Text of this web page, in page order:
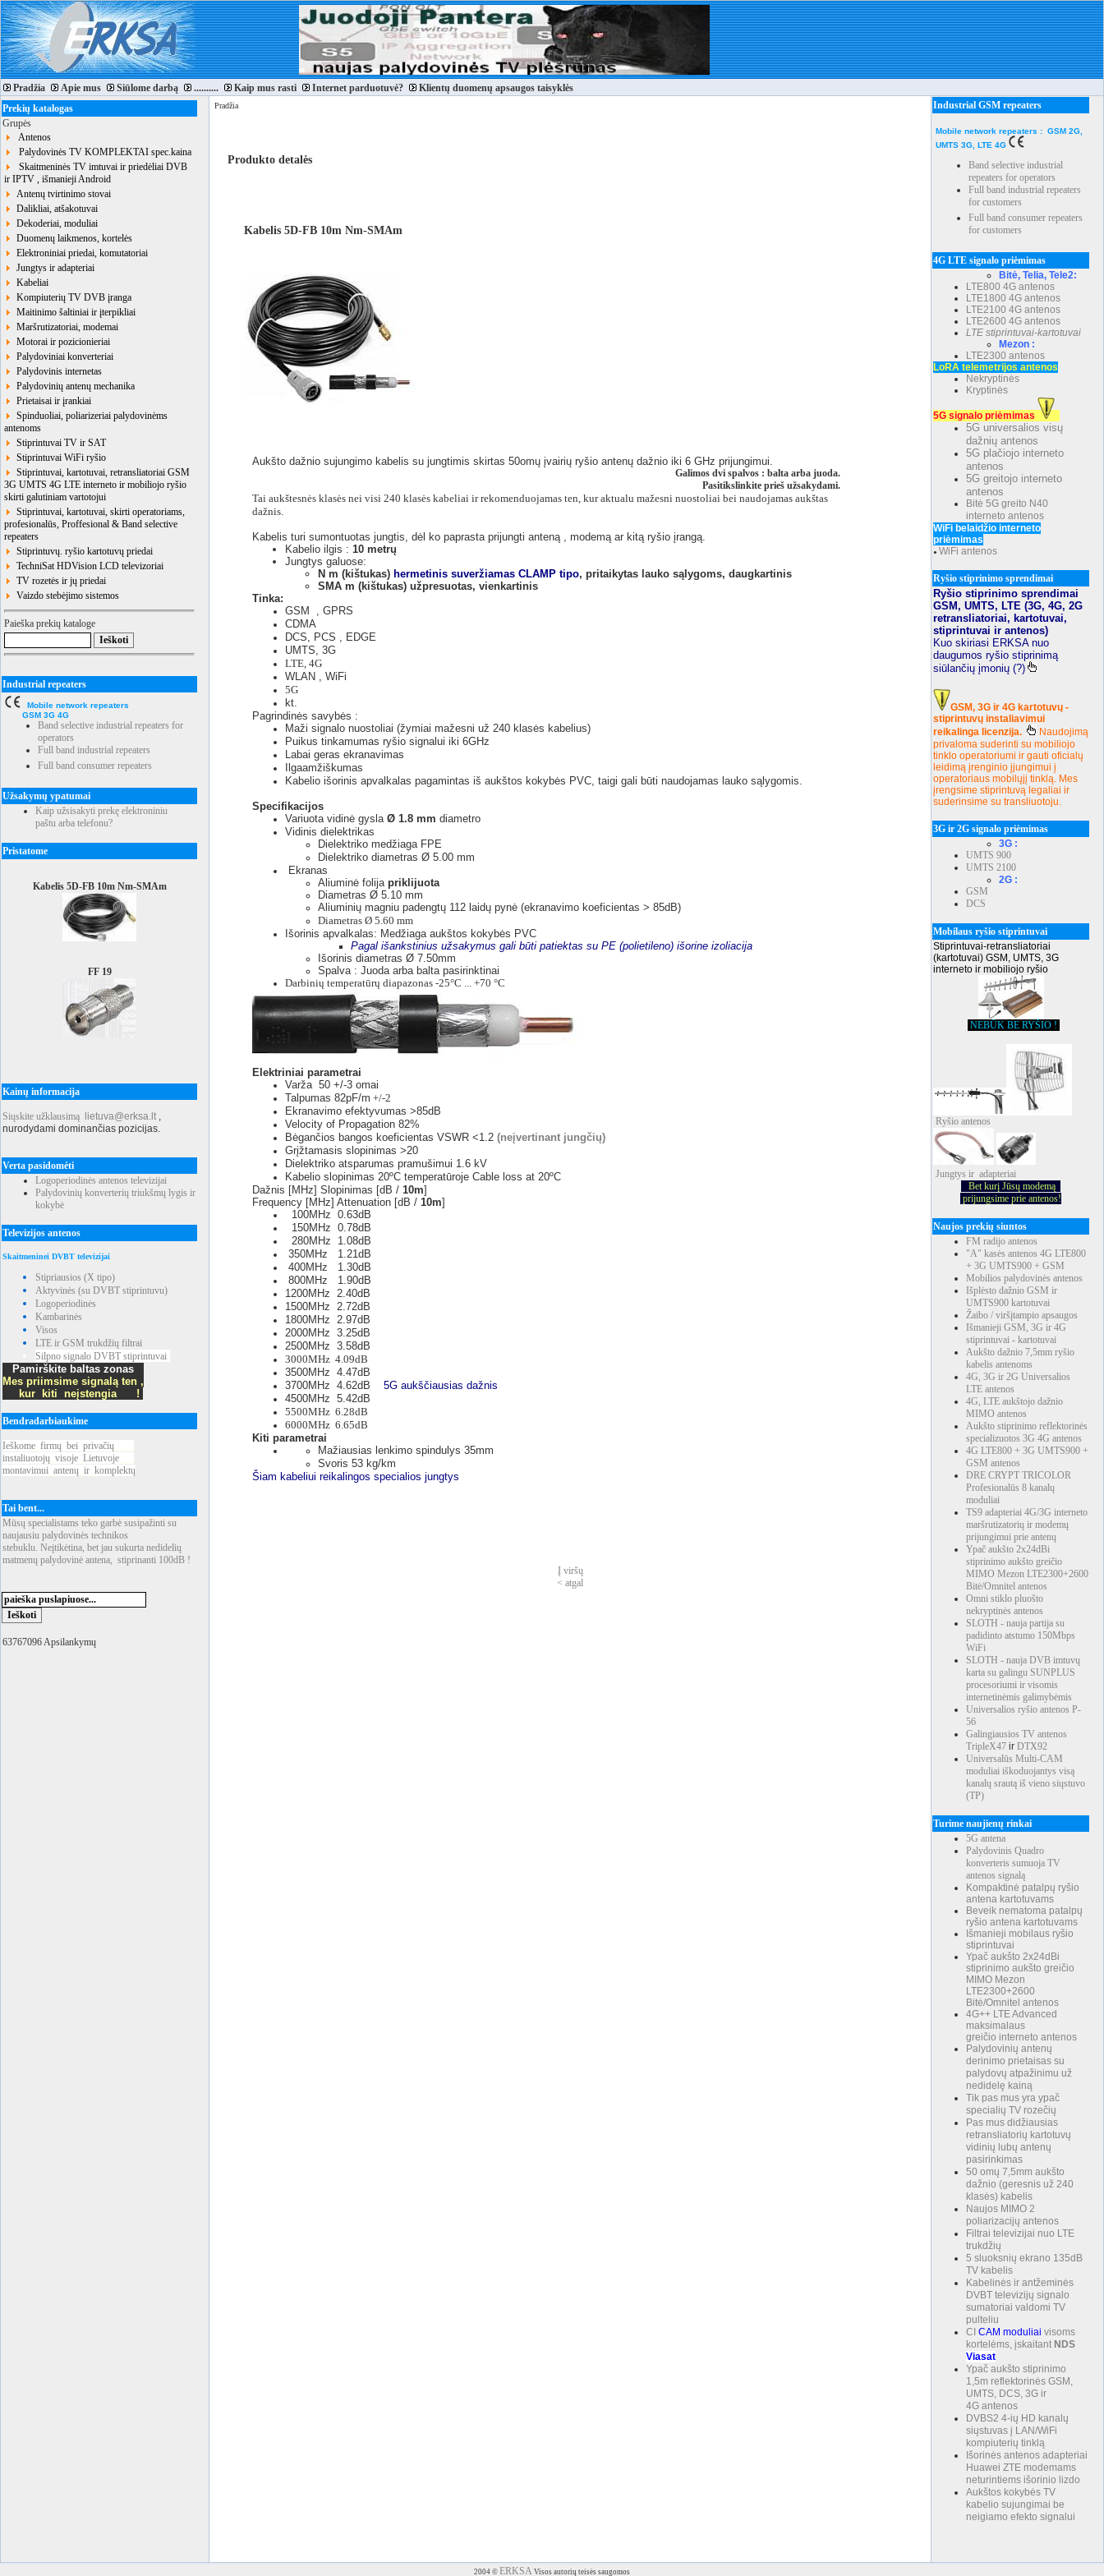
Pradžia Apie mus Siūlome darbą .......... Kaip mus rasti Internet parduotuvė?
Klientų duomenų apsaugos taisyklės
Prekių katalogas
Grupės
Antenos
Palydovinės TV KOMPLEKTAI spec.kaina
Skaitmeninės TV imtuvai ir priedėliai DVB
ir IPTV , išmanieji Android
Antenų tvirtinimo stovai
Dalikliai, atšakotuvai
Dekoderiai, moduliai
Duomenų laikmenos, kortelės
Elektroniniai priedai, komutatoriai
Jungtys ir adapteriai
Kabeliai
Kompiuterių TV DVB įranga
Maitinimo šaltiniai ir įterpikliai
Maršrutizatoriai, modemai
Motorai ir pozicionieriai
Palydoviniai konverteriai
Palydovinis internetas
Palydovinių antenų mechanika
Prietaisai ir įrankiai
Spinduoliai, poliarizeriai palydovinėms
antenoms
Stiprintuvai TV ir SAT
Stiprintuvai WiFi ryšio
Stiprintuvai, kartotuvai, retransliatoriai GSM
3G UMTS 4G LTE interneto ir mobiliojo ryšio
skirti galutiniam vartotojui
Stiprintuvai, kartotuvai, skirti operatoriams,
profesionalūs, Proffesional & Band selective
repeaters
Stiprintuvų. ryšio kartotuvų priedai
TechniSat HDVision LCD televizoriai
TV rozetės ir jų priedai
Vaizdo stebėjimo sistemos
Paieška prekių kataloge
Industrial repeaters
Mobile network repeaters
GSM 3G 4G
Band selective industrial repeaters for
operators
Full band industrial repeaters
Full band consumer repeaters
Užsakymų ypatumai
Kaip užsisakyti prekę elektroniniu
paštu arba telefonu?
Pristatome
Kabelis 5D-FB 10m Nm-SMAm
FF 19
Kainų informacija
Siųskite užklausimą lietuva@erksa.lt ,
nurodydami dominančias pozicijas.
Verta pasidomėti
Logoperiodinės antenos televizijai
Palydovinių konverterių triukšmų lygis ir
kokybė
Televizijos antenos
Skaitmeninei DVBT televizijai
Stipriausios (X tipo)
Aktyvinės (su DVBT stiprintuvu)
Logoperiodinės
Kambarinės
Visos
LTE ir GSM trukdžių filtrai
Silpno signalo DVBT stiprintuvai
Pamirškite baltas zonas
Mes priimsime signalą ten ,
kur kiti neįstengia !
Bendradarbiaukime
Ieškome firmų bei privačių
instaliuotojų visoje Lietuvoje
montavimui antenų ir komplektų
Tai bent...
Mūsų specialistams teko garbė susipažinti su
naujausiu palydovinės technikos
stebuklu. Neįtikėtina, bet jau sukurta nedidelių
matmenų palydovinė antena, stiprinanti 100dB !
63767096 Apsilankymų
Pradžia
Produkto detalės
Kabelis 5D-FB 10m Nm-SMAm
Aukšto dažnio sujungimo kabelis su jungtimis skirtas 50omų įvairių ryšio antenų dažnio iki 6 GHz prijungimui.
Galimos dvi spalvos : balta arba juoda.
Pasitikslinkite prieš užsakydami.
Tai aukštesnės klasės nei visi 240 klasės kabeliai ir rekomenduojamas ten, kur aktualu mažesni nuostoliai bei naudojamas aukštas
dažnis.
Kabelis turi sumontuotas jungtis, dėl ko paprasta prijungti anteną , modemą ar kitą ryšio įrangą.
Kabelio ilgis : 10 metrų
Jungtys galuose:
N m (kištukas) hermetinis suveržiamas CLAMP tipo, pritaikytas lauko sąlygoms, daugkartinis
SMA m (kištukas) užpresuotas, vienkartinis
Tinka:
GSM , GPRS
CDMA
DCS, PCS , EDGE
UMTS, 3G
LTE, 4G
WLAN , WiFi
5G
kt.
Pagrindinės savybės :
Maži signalo nuostoliai (žymiai mažesni už 240 klasės kabelius)
Puikus tinkamumas ryšio signalui iki 6GHz
Labai geras ekranavimas
Ilgaamžiškumas
Kabelio išorinis apvalkalas pagamintas iš aukštos kokybės PVC, taigi gali būti naudojamas lauko sąlygomis.
Specifikacijos
Variuota vidinė gysla Ø 1.8 mm diametro
Vidinis dielektrikas
Dielektriko medžiaga FPE
Dielektriko diametras Ø 5.00 mm
Ekranas
Aliuminė folija priklijuota
Diametras Ø 5.10 mm
Aliuminių magniu padengtų 112 laidų pynė (ekranavimo koeficientas > 85dB)
Diametras Ø 5.60 mm
Išorinis apvalkalas: Medžiaga aukštos kokybės PVC
Pagal išankstinius užsakymus gali būti patiektas su PE (polietileno) išorine izoliacija
Išorinis diametras Ø 7.50mm
Spalva : Juoda arba balta pasirinktinai
Darbinių temperatūrų diapazonas -25°C ... +70 °C
Elektriniai parametrai
Varža 50 +/-3 omai
Talpumas 82pF/m +/-2
Ekranavimo efektyvumas >85dB
Velocity of Propagation 82%
Bėgančios bangos koeficientas VSWR <1.2 (neįvertinant jungčių)
Grįžtamasis slopinimas >20
Dielektriko atsparumas pramušimui 1.6 kV
Kabelio slopinimas 20ºC temperatūroje Cable loss at 20ºC
Dažnis [MHz] Slopinimas [dB / 10m]
Frequency [MHz] Attenuation [dB / 10m]
100MHz 0.63dB
150MHz 0.78dB
280MHz 1.08dB
350MHz 1.21dB
400MHz 1.30dB
800MHz 1.90dB
1200MHz 2.40dB
1500MHz 2.72dB
1800MHz 2.97dB
2000MHz 3.25dB
2500MHz 3.58dB
3000MHz 4.09dB
3500MHz 4.47dB
3700MHz 4.62dB 5G aukščiausias dažnis
4500MHz 5.42dB
5500MHz 6.28dB
6000MHz 6.65dB
Kiti parametrai
Mažiausias lenkimo spindulys 35mm
Svoris 53 kg/km
Šiam kabeliui reikalingos specialios jungtys
Į viršų
< atgal
Industrial GSM repeaters
Mobile network repeaters : GSM 2G,
UMTS 3G, LTE 4G
Band selective industrial
repeaters for operators
Full band industrial repeaters
for customers
Full band consumer repeaters
for customers
4G LTE signalo priėmimas
Bitė, Telia, Tele2:
LTE800 4G antenos
LTE1800 4G antenos
LTE2100 4G antenos
LTE2600 4G antenos
LTE stiprintuvai-kartotuvai
Mezon :
LTE2300 antenos
LoRA telemetrijos antenos
Nekryptinės
Kryptinės
5G signalo priėmimas
5G universalios visų
dažnių antenos
5G plačiojo interneto
antenos
5G greitojo interneto
antenos
Bitė 5G greito N40
interneto antenos
WiFi belaidžio interneto
priėmimas
● WiFi antenos
Ryšio stiprinimo sprendimai
Ryšio stiprinimo sprendimai
GSM, UMTS, LTE (3G, 4G, 2G
retransliatoriai, kartotuvai,
stiprintuvai ir antenos)
Kuo skiriasi ERKSA nuo
daugumos ryšio stiprinimą
siūlančių įmonių (?)
GSM, 3G ir 4G kartotuvų -
stiprintuvų instaliavimui
reikalinga licenzija.
Naudojimą
privaloma suderinti su mobiliojo
tinklo operatoriumi ir gauti oficialų
leidimą įrenginio įjungimui į
operatoriaus mobilųjį tinklą. Mes
įrengsime stiprintuvą legaliai ir
suderinsime su transliuotoju.
3G ir 2G signalo priėmimas
3G :
UMTS 900
UMTS 2100
2G :
GSM
DCS
Mobilaus ryšio stiprintuvai
Stiprintuvai-retransliatoriai
(kartotuvai) GSM, UMTS, 3G
interneto ir mobiliojo ryšio
NEBŪK BE RYŠIO !
Ryšio antenos
Jungtys ir adapteriai
Bet kurį Jūsų modemą
prijungsime prie antenos!
Naujos prekių siuntos
FM radijo antenos
"A" kasės antenos 4G LTE800
+ 3G UMTS900 + GSM
Mobilios palydovinės antenos
Išplėsto dažnio GSM ir
UMTS900 kartotuvai
Žaibo / viršįtampio apsaugos
Išmanieji GSM, 3G ir 4G
stiprintuvai - kartotuvai
Aukšto dažnio 7,5mm ryšio
kabelis antenoms
4G, 3G ir 2G Universalios
LTE antenos
4G, LTE aukštojo dažnio
MIMO antenos
Aukšto stiprinimo reflektorinės
specializuotos 3G 4G antenos
4G LTE800 + 3G UMTS900 +
GSM antenos
DRE CRYPT TRICOLOR
Profesionalūs 8 kanalų
moduliai
TS9 adapteriai 4G/3G interneto
maršrutizatorių ir modemų
prijungimui prie antenų
Ypač aukšto 2x24dBi
stiprinimo aukšto greičio
MIMO Mezon LTE2300+2600
Bitė/Omnitel antenos
Omni stiklo pluošto
nekryptinės antenos
SLOTH - nauja partija su
padidinto atstumo 150Mbps
WiFi
SLOTH - nauja DVB imtuvų
karta su galingu SUNPLUS
procesoriumi ir visomis
internetinėmis galimybėmis
Universalios ryšio antenos P-
56
Galingiausios TV antenos
TripleX47 ir DTX92
Universalūs Multi-CAM
moduliai iškoduojantys visą
kanalų srautą iš vieno siųstuvo
(TP)
Turime naujienų rinkai
5G antena
Palydovinis Quadro
konverteris sumuoja TV
antenos signalą
Kompaktinė patalpų ryšio
antena kartotuvams
Beveik nematoma patalpų
ryšio antena kartotuvams
Išmanieji mobilaus ryšio
stiprintuvai
Ypač aukšto 2x24dBi
stiprinimo aukšto greičio
MIMO Mezon
LTE2300+2600
Bitė/Omnitel antenos
4G++ LTE Advanced
maksimalaus
greičio interneto antenos
Palydovinių antenų
derinimo prietaisas su
palydovų atpažinimu už
nedidelę kainą
Tik pas mus yra ypač
specialių TV rozečių
Pas mus didžiausias
retransliatorių kartotuvų
vidinių lubų antenų
pasirinkimas
50 omų 7,5mm aukšto
dažnio (geresnis už 240
klasės) kabelis
Naujos MIMO 2
poliarizacijų antenos
Filtrai televizijai nuo LTE
trukdžių
5 sluoksnių ekrano 135dB
TV kabelis
Kabelinės ir antžeminės
DVBT televizijų signalo
sumatoriai valdomi TV
pulteliu
CI CAM moduliai visoms
kortelėms, įskaitant NDS
Viasat
Ypač aukšto stiprinimo
1,5m reflektorinės GSM,
UMTS, DCS, 3G ir
4G antenos
DVBS2 4-ių HD kanalų
siųstuvas į LAN/WiFi
kompiuterių tinklą
Išorinės antenos adapteriai
Huawei ZTE modemams
neturintiems išorinio lizdo
Aukštos kokybės TV
kabelio sujungimai be
neigiamo efekto signalui
2004 © ERKSA Visos autorių teisės saugomos